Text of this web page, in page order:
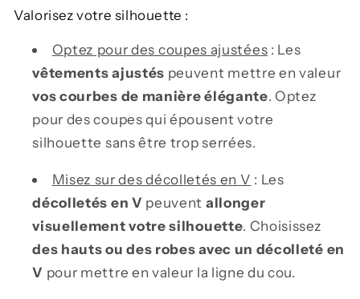
Valorisez votre silhouette :
Optez pour des coupes ajustées : Les
vêtements ajustés peuvent mettre en valeur
vos courbes de manière élégante. Optez
pour des coupes qui épousent votre
silhouette sans être trop serrées.
Misez sur des décolletés en V : Les
décolletés en V peuvent allonger
visuellement votre silhouette. Choisissez
des hauts ou des robes avec un décolleté en
V pour mettre en valeur la ligne du cou.